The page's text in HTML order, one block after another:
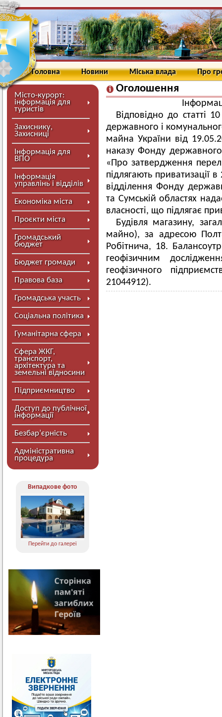
Головна Новини Міська влада Про
Місто-курорт:
інформація для
туристів
Захиснику,
Захисниці
Інформація для
ВПО
Інформація
управлінь і відділів
Економіка міста
Проєкти міста
Громадський
бюджет
Бюджет громади
Правова база
Громадська участь
Соціальна політика
Гуманітарна сфера
Сфера ЖКГ,
транспорт,
архітектура та
земельні відносини
Підприємництво
Доступ до публічної
інформації
Безбар’єрність
Адміністративна
процедура
Випадкове фото
Перейти до галереї
Оголошення
Відповідно до статті
державного і
майна України від
наказу Фонду
«Про затвердження
підлягають приватизації
відділення Фонду
та Сумській областях
власності, що підлягає
Будівля магазину,
майно), за адресою
Робітнича, 18.
геофізичним
геофізичного
21044912).